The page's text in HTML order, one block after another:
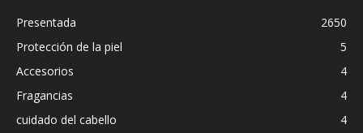
Presentada
2650
Protección de la piel
5
Accesorios
4
Fragancias
4
cuidado del cabello
4